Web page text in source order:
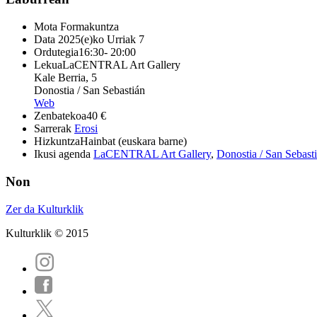
Mota Formakuntza
Data 2025(e)ko Urriak 7
Ordutegia16:30- 20:00
LekuaLaCENTRAL Art Gallery
Kale Berria, 5
Donostia / San Sebastián
Web
Zenbatekoa40 €
Sarrerak Erosi
HizkuntzaHainbat (euskara barne)
Ikusi agenda LaCENTRAL Art Gallery, Donostia / San
Non
Zer da Kulturklik
Kulturklik © 2015